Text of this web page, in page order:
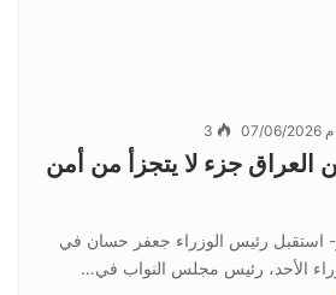
3
العراق جزء لا يتجزأ من أمن
استقبل رئيس الوزراء جعفر حسان في
الأحد، رئيس مجلس النواب في…